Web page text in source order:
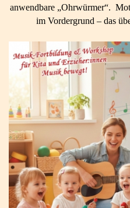
anwendbare „Ohrwürmer“.
im Vordergrund – das